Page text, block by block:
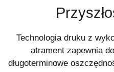
Technologia druku z
atrament zapewnia
długoterminowe